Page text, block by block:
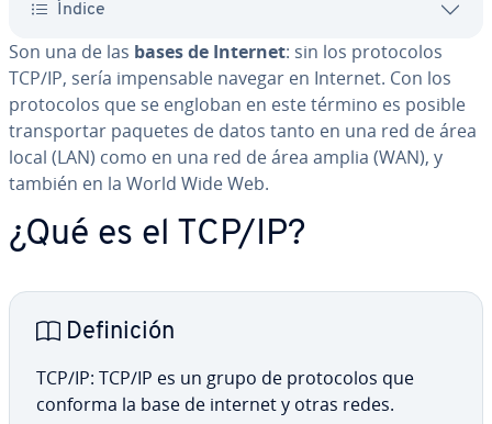
Índice
Son una de las bases de Internet: sin los pro­to­co­los
TCP/IP, sería im­pe­n­sa­ble navegar en Internet. Con los
pro­to­co­los que se engloban en este término es posible
tra­n­s­po­r­tar paquetes de datos tanto en una red de área
local (LAN) como en una red de área amplia (WAN), y
también en la World Wide Web.
¿Qué es el TCP/IP?
De­fi­ni­ción
TCP/IP: TCP/IP es un grupo de pro­to­co­los que
conforma la base de internet y otras redes.